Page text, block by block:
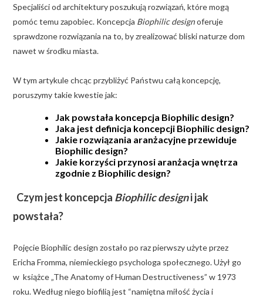
Specjaliści od architektury poszukują rozwiązań, które mogą
pomóc temu zapobiec. Koncepcja Biophilic designoferuje
sprawdzone rozwiązania na to, by zrealizować bliski naturze dom
nawet w środku miasta.
W tym artykule chcąc przybliżyć Państwu całą koncepcję,
poruszymy takie kwestie jak:
Jak powstała koncepcja Biophilic design?
Jaka jest definicja koncepcji Biophilic design?
Jakie rozwiązania aranżacyjne przewiduje
Biophilic design?
Jakie korzyści przynosi aranżacja wnętrza
zgodnie z Biophilic design?
Czym jest koncepcja Biophilic designi jak
powstała?
Pojęcie Biophilic design zostało po raz pierwszy użyte przez
Ericha Fromma, niemieckiego psychologa społecznego. Użył go
w książce „The Anatomy of Human Destructiveness” w 1973
roku. Według niego biofilią jest “namiętna miłość życia i